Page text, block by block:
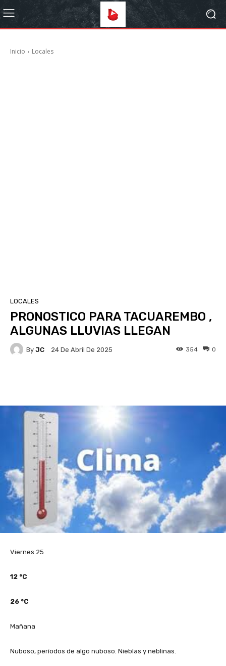
Inicio Locales
LOCALES
PRONOSTICO PARA TACUAREMBO ,
ALGUNAS LLUVIAS LLEGAN
By JC 24 De Abril De 2025 0
354
Viernes 25
12 °C
26 °C
Mañana
Nuboso, períodos de algo nuboso. Nieblas y neblinas.